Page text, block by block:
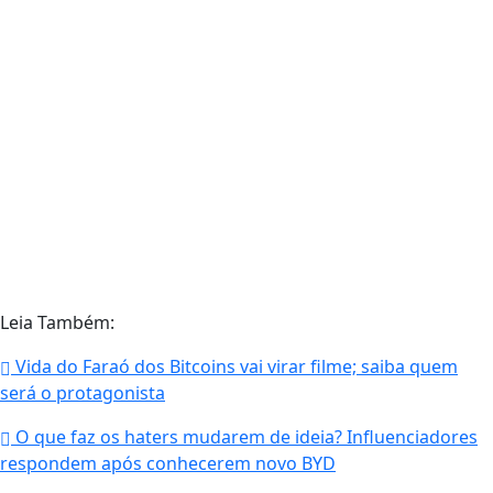
Leia Também:
Vida do Faraó dos Bitcoins vai virar filme; saiba quem
será o protagonista
O que faz os haters mudarem de ideia? Influenciadores
respondem após conhecerem novo BYD